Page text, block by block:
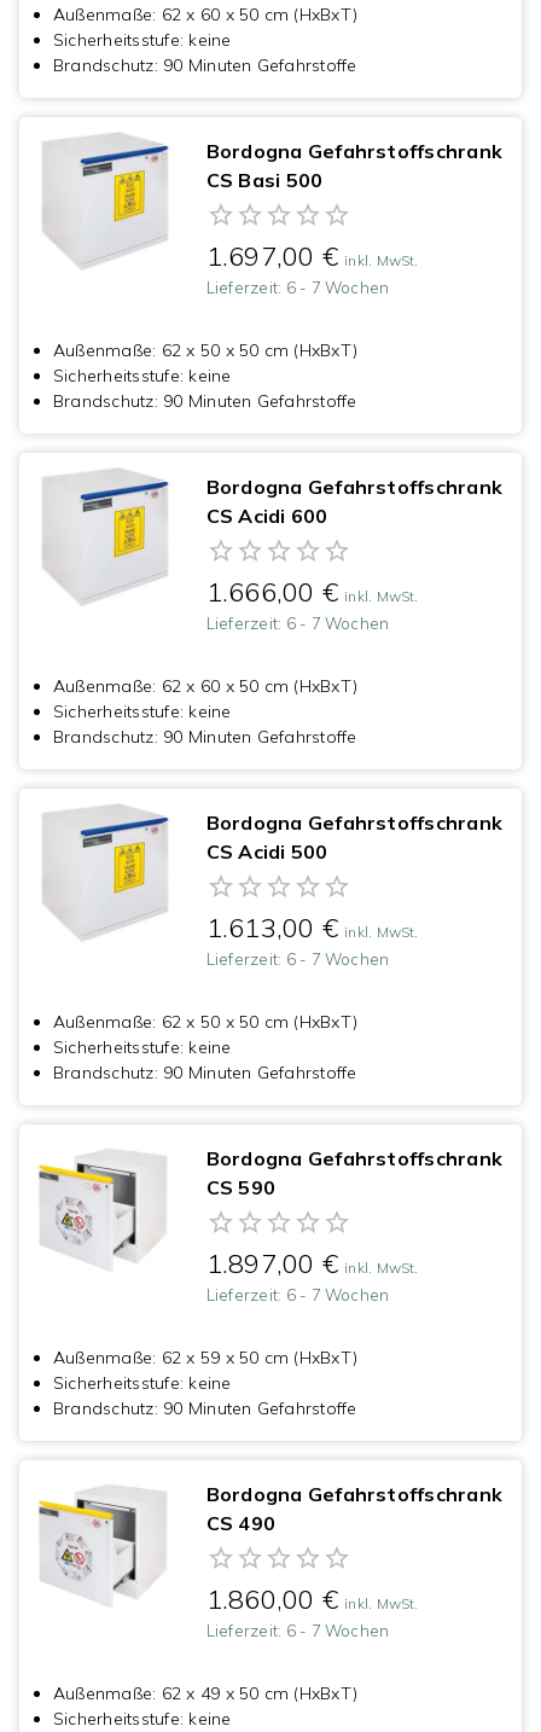
Außenmaße: 62 x 60 x 50 cm (HxBxT)
Sicherheitsstufe: keine
Brandschutz: 90 Minuten Gefahrstoffe
Bordogna Gefahrstoffschrank
CS Basi 500
1.697,00 € inkl. MwSt.
Lieferzeit: 6 - 7 Wochen
Außenmaße: 62 x 50 x 50 cm (HxBxT)
Sicherheitsstufe: keine
Brandschutz: 90 Minuten Gefahrstoffe
Bordogna Gefahrstoffschrank
CS Acidi 600
1.666,00 € inkl. MwSt.
Lieferzeit: 6 - 7 Wochen
Außenmaße: 62 x 60 x 50 cm (HxBxT)
Sicherheitsstufe: keine
Brandschutz: 90 Minuten Gefahrstoffe
Bordogna Gefahrstoffschrank
CS Acidi 500
1.613,00 € inkl. MwSt.
Lieferzeit: 6 - 7 Wochen
Außenmaße: 62 x 50 x 50 cm (HxBxT)
Sicherheitsstufe: keine
Brandschutz: 90 Minuten Gefahrstoffe
Bordogna Gefahrstoffschrank
CS 590
1.897,00 € inkl. MwSt.
Lieferzeit: 6 - 7 Wochen
Außenmaße: 62 x 59 x 50 cm (HxBxT)
Sicherheitsstufe: keine
Brandschutz: 90 Minuten Gefahrstoffe
Bordogna Gefahrstoffschrank
CS 490
1.860,00 € inkl. MwSt.
Lieferzeit: 6 - 7 Wochen
Außenmaße: 62 x 49 x 50 cm (HxBxT)
Sicherheitsstufe: keine